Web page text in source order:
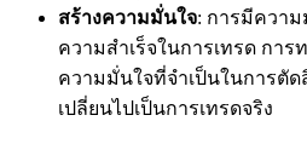
สร้างความมั่นใจ: การมีควา
ความสำเร็จในการเทรด กา
ความมั่นใจที่จำเป็นในการตั
เปลี่ยนไปเป็นการเทรดจริง